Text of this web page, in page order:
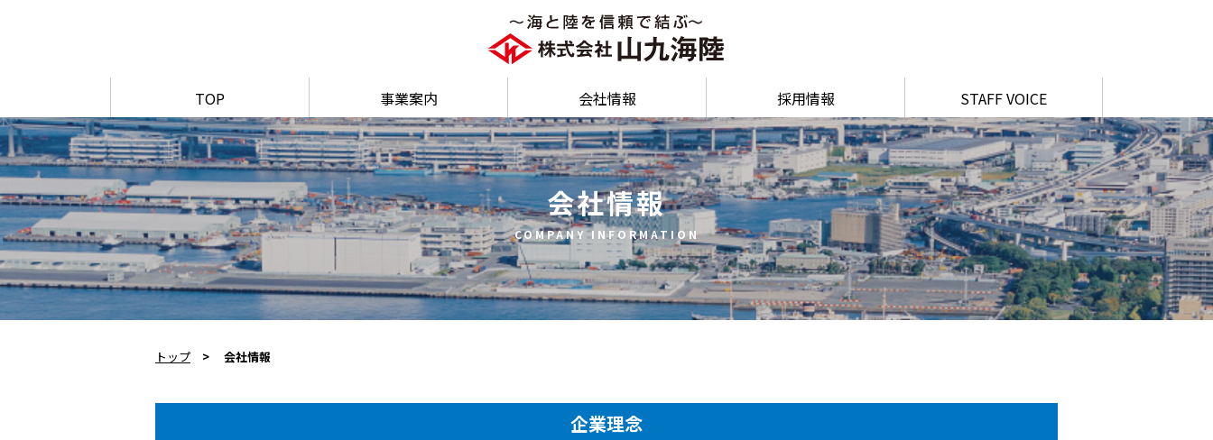
TOP 事業案内 会社情報 採用情報 STAFF VOICE
会社情報
COMPANY INFORMATION
トップ 会社情報
企業理念